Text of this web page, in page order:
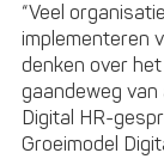
“Veel
implementeren
denken over het
gaandeweg van
Digital HR-
Groeimodel